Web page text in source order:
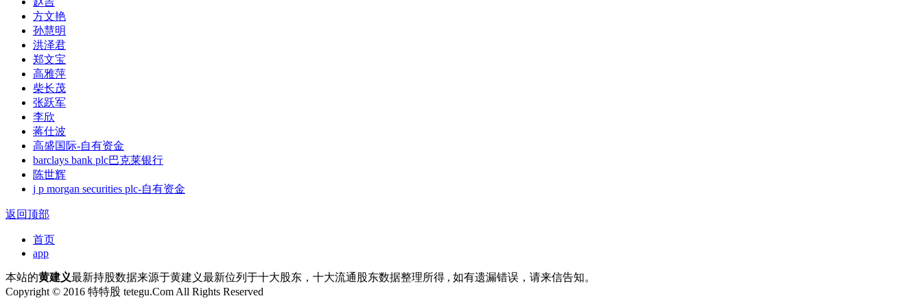
方文艳
孙慧明
洪泽君
郑文宝
高雅萍
柴长茂
张跃军
李欣
蒋仕波
高盛国际-自有资金
barclays bank plc巴克莱银行
陈世辉
j p morgan securities plc-自有资金
返回顶部
首页
app
本站的黄建义最新持股数据来源于黄建义最新位列于十大股东，十大流通股东数据整理所得 , 如有遗漏错误，请来信告知。
Copyright © 2016 特特股 tetegu.Com All Rights Reserved